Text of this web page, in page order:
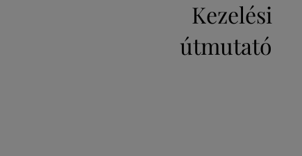
Kezelési
útmutató